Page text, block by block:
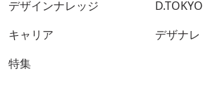
デザインナレッジ
キャリア
特集
D.TOKYO
デザナレ